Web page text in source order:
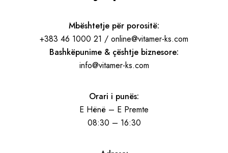
Mbështetje për porositë:
+383 46 1000 21 / online@vitamer-ks.com
Bashkëpunime & çështje biznesore:
info@vitamer-ks.com
Orari i punës:
E Hënë – E Premte
08:30 – 16:30